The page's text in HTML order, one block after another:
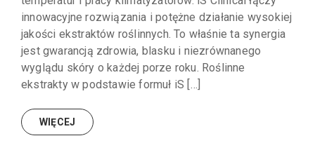
innowacyjne rozwiązania i potężne działanie wysokiej
jakości ekstraktów roślinnych. To właśnie ta synergia
jest gwarancją zdrowia, blasku i niezrównanego
wyglądu skóry o każdej porze roku. Roślinne
ekstrakty w podstawie formuł iS […]
WIĘCEJ